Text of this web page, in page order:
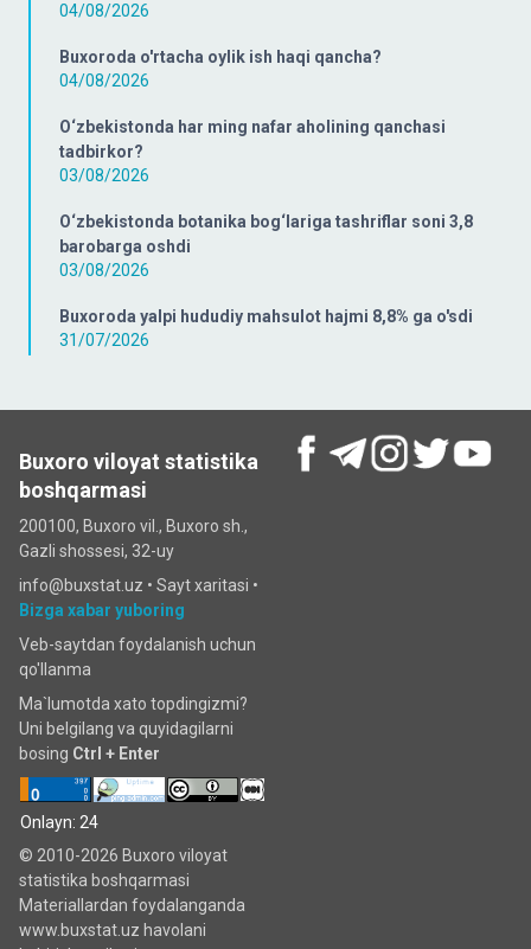
04/08/2026
Buxoroda o'rtacha oylik ish haqi qancha?
04/08/2026
O‘zbekistonda har ming nafar aholining qanchasi
tadbirkor?
03/08/2026
O‘zbekistonda botanika bog‘lariga tashriflar soni 3,8
barobarga oshdi
03/08/2026
Buxoroda yalpi hududiy mahsulot hajmi 8,8% ga o'sdi
31/07/2026
Buxoro viloyat statistika
boshqarmasi
200100, Buxoro vil., Buxoro sh.,
Gazli shossesi, 32-uy
info@buxstat.uz • Sayt xaritasi •
Bizga xabar yuboring
Veb-saytdan foydalanish uchun
qo'llanma
Ma`lumotda xato topdingizmi?
Uni belgilang va quyidagilarni
bosing Ctrl + Enter
Onlayn: 24
© 2010-2026 Buxoro viloyat
statistika boshqarmasi
Materiallardan foydalanganda
www.buxstat.uz havolani